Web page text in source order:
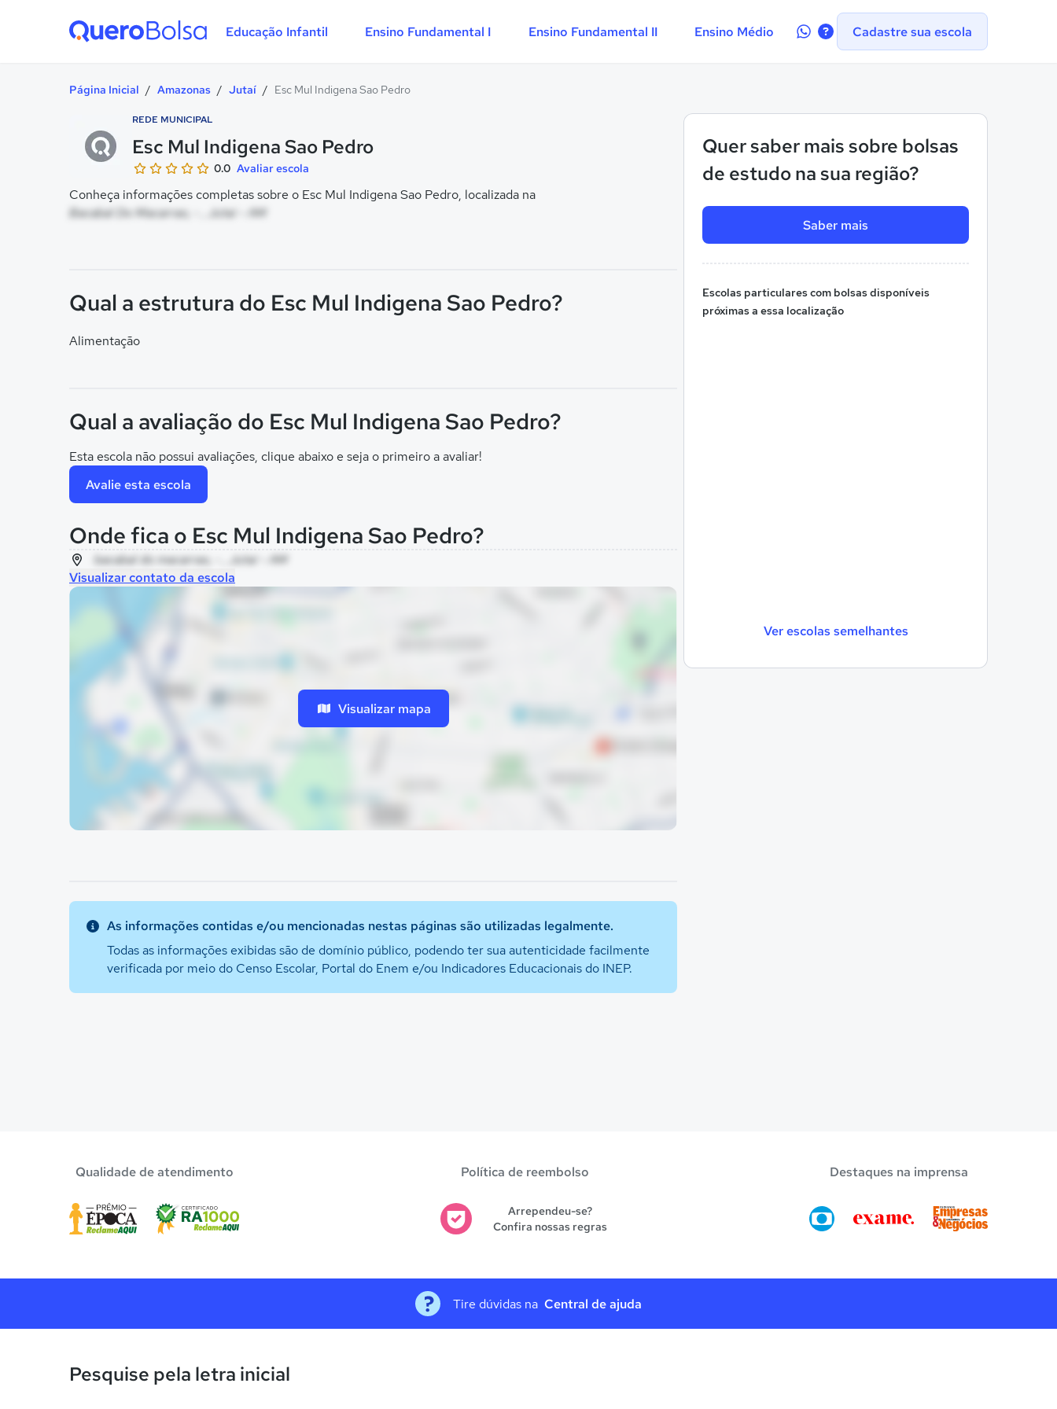
Educação Infantil Ensino Fundamental I Ensino Fundamental II Ensino Médio
Contate-Cadastre sua escola
Página Inicial / Amazonas / Jutaí / Esc Mul Indigena Sao Pedro
REDE MUNICIPAL
Esc Mul Indigena Sao Pedro
0.0 Avaliar escola
Conheça informações completas sobre o Esc Mul Indigena Sao Pedro, localizada na
Bacabal Do Macarrao, - , Jutaí - AM
Quer saber mais sobre bolsas
de estudo na sua região?
Saber mais
Escolas particulares com bolsas disponíveis
próximas a essa localização
Ver escolas semelhantes
Qual a estrutura do Esc Mul Indigena Sao Pedro?
Alimentação
Qual a avaliação do Esc Mul Indigena Sao Pedro?
Esta escola não possui avaliações, clique abaixo e seja o primeiro a avaliar!
Avalie esta escola
Onde fica o Esc Mul Indigena Sao Pedro?
bacabal do macarrao, - , Jutaí - AM
Visualizar contato da escola
Visualizar mapa
As informações contidas e/ou mencionadas nestas páginas são utilizadas legalmente.
Todas as informações exibidas são de domínio público, podendo ter sua autenticidade facilmente
verificada por meio do Censo Escolar, Portal do Enem e/ou Indicadores Educacionais do INEP.
Qualidade de atendimento Política de reembolso
Arrependeu-se?
Confira nossas regras
Destaques na imprensa
Tire dúvidas na Central de ajuda
Pesquise pela letra inicial